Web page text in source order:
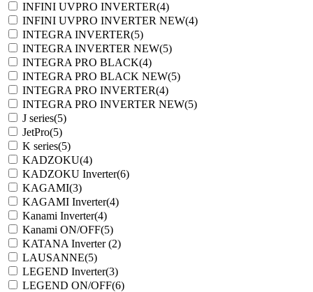
INFINI UVPRO INVERTER(4)
INFINI UVPRO INVERTER NEW(4)
INTEGRA INVERTER(5)
INTEGRA INVERTER NEW(5)
INTEGRA PRO BLACK(4)
INTEGRA PRO BLACK NEW(5)
INTEGRA PRO INVERTER(4)
INTEGRA PRO INVERTER NEW(5)
J series(5)
JetPro(5)
K series(5)
KADZOKU(4)
KADZOKU Inverter(6)
KAGAMI(3)
KAGAMI Inverter(4)
Kanami Inverter(4)
Kanami ON/OFF(5)
KATANA Inverter(2)
LAUSANNE(5)
LEGEND Inverter(3)
LEGEND ON/OFF(6)